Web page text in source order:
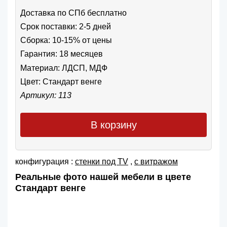
Доставка по СПб бесплатно
Срок поставки: 2-5 дней
Сборка: 10-15% от цены
Гарантия: 18 месяцев
Материал: ЛДСП, МДФ
Цвет: Стандарт венге
Артикул: 113
В корзину
конфигурация : cтенки под TV , с витражом
Реальные фото нашей мебели в цвете
Стандарт венге